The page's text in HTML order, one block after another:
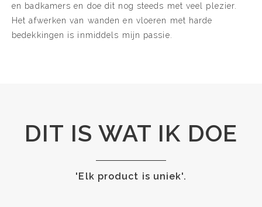
en badkamers en doe dit nog steeds met veel plezier.
Het afwerken van wanden en vloeren met harde
bedekkingen is inmiddels mijn passie.
DIT IS WAT IK DOE
'Elk product is uniek'.